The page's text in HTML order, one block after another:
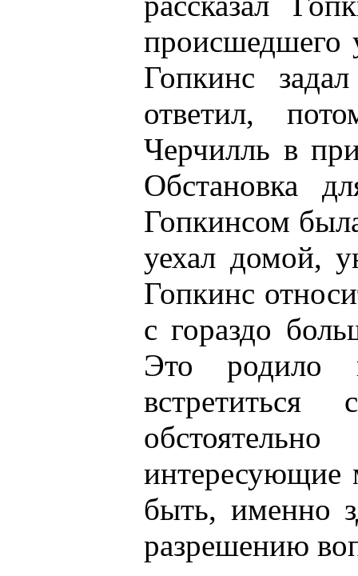
происшедшего
Гопкинс
ответил,
Черчилль в
Обстановка
Гопкинсом
уехал домой,
Гопкинс
с гораздо
Это родило
быть, именно
разрешению